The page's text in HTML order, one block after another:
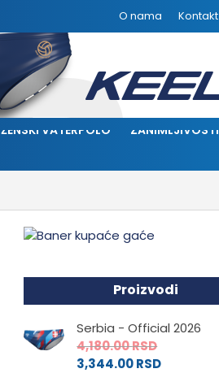
O nama Kontakt
ŽENSKI VATERPOLO ZANIMLJIVOSTI
Proizvodi
Serbia - Official 2026
4,180.00RSD
3,344.00RSD